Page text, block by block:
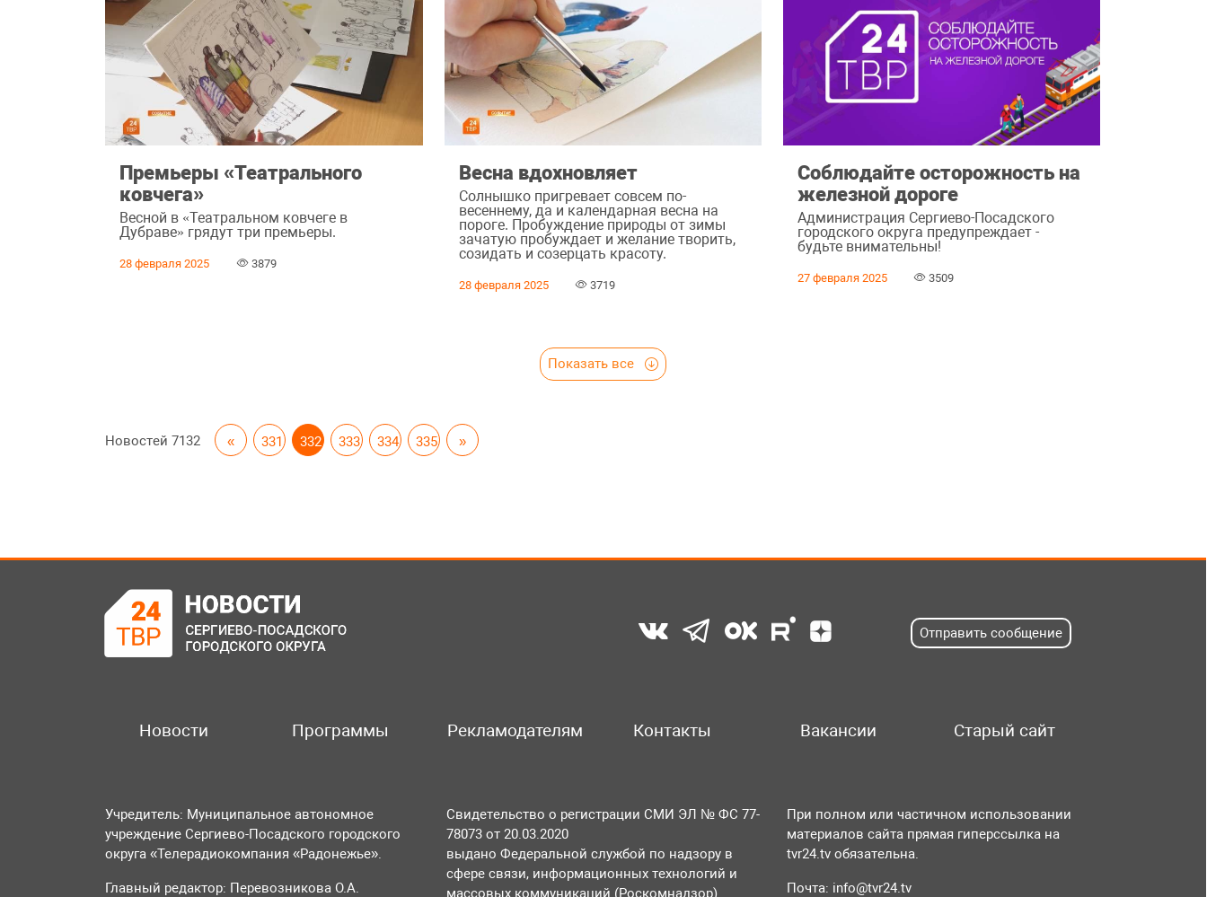
Премьеры «Театрального
ковчега»
Весной в «Театральном ковчеге в
Дубраве» грядут три премьеры.
28 февраля 2025 3879
Весна вдохновляет
Солнышко пригревает совсем по-
весеннему, да и календарная весна на
пороге. Пробуждение природы от зимы
зачатую пробуждает и желание творить,
созидать и созерцать красоту.
28 февраля 2025 3719
Соблюдайте осторожность на
железной дороге
Администрация Сергиево-Посадского
городского округа предупреждает -
будьте внимательны!
27 февраля 2025 3509
Показать все
Новостей7132 « 331 332 333 334 335 »
Отправить сообщение
Новости Программы Рекламодателям Контакты Вакансии Старый сайт
Учредитель: Муниципальное автономное
учреждение Сергиево-Посадского городского
округа «Телерадиокомпания «Радонежье».
Главный редактор: Перевозникова О.А.
Свидетельство о регистрации СМИ ЭЛ № ФС 77-
78073 от 20.03.2020
выдано Федеральной службой по надзору в
сфере связи, информационных технологий и
массовых коммуникаций (Роскомнадзор).
При полном или частичном использовании
материалов сайта прямая гиперссылка на
tvr24.tv обязательна.
Почта: info@tvr24.tv